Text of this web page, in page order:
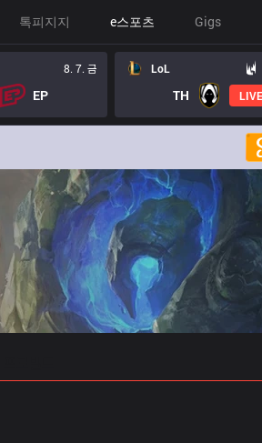
톡피지지 e스포츠 Gigs
8. 7. 금
EP
LoL
TH LIVE